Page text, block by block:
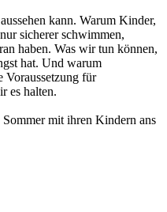
kann. Warum Kinder,
sicherer schwimmen,
haben. Was wir tun können,
hat. Und warum
Voraussetzung für
es halten.
mit ihren Kindern ans